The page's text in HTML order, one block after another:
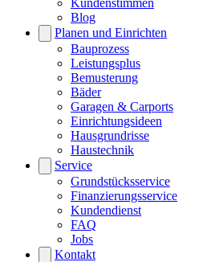
Kundenstimmen
Blog
Planen und Einrichten
Bauprozess
Leistungsplus
Bemusterung
Bäder
Garagen & Carports
Einrichtungsideen
Hausgrundrisse
Haustechnik
Service
Grundstücksservice
Finanzierungsservice
Kundendienst
FAQ
Jobs
Kontakt